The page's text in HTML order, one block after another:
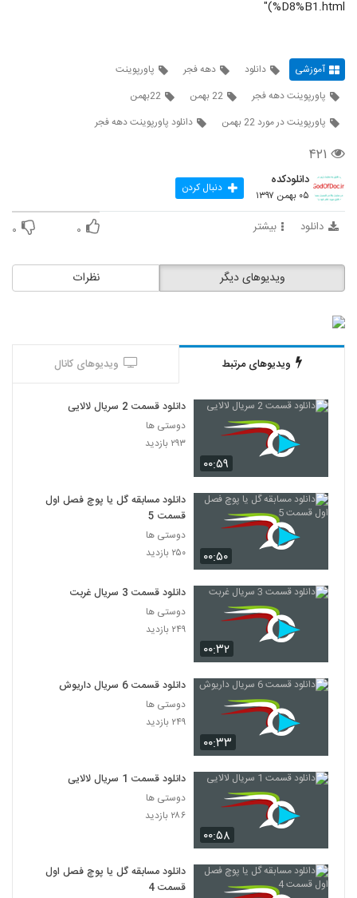
%D8%B1.html)"
آموزشی دانلود دهه فجر
پاورپوینت
پاورپوینت دهه فجر
22 بهمن
22بهمن
پاورپوینت در مورد 22 بهمن
دانلود پاورپوینت دهه فجر
۴۲۱
دانلودکده
۰۵ بهمن ۱۳۹۷ دنبال کردن
دانلود بیشتر ۰ ۰
نظرات ویدیوهای دیگر
ویدیوهای مرتبط ویدیوهای کانال
۰۰:۵۹
دانلود قسمت 2 سریال لالایی
دوستی ها
۲۹۳ بازدید
۰۰:۵۰
دانلود مسابقه گل یا پوچ فصل اول
قسمت 5
دوستی ها
۲۵۰ بازدید
۰۰:۳۲
دانلود قسمت 3 سریال غربت
دوستی ها
۲۴۹ بازدید
۰۰:۳۳
دانلود قسمت 6 سریال داریوش
دوستی ها
۲۴۹ بازدید
۰۰:۵۸
دانلود قسمت 1 سریال لالایی
دوستی ها
۲۸۶ بازدید
دانلود مسابقه گل یا پوچ فصل اول
قسمت 4